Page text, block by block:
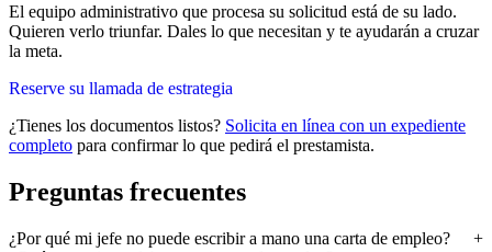
El equipo administrativo que procesa su solicitud está de su lado.
Quieren verlo triunfar. Dales lo que necesitan y te ayudarán a cruzar
la meta.
Reserve su llamada de estrategia
¿Tienes los documentos listos? Solicita en línea con un expediente
completo para confirmar lo que pedirá el prestamista.
Preguntas frecuentes
¿Por qué mi jefe no puede escribir a mano una carta de empleo?